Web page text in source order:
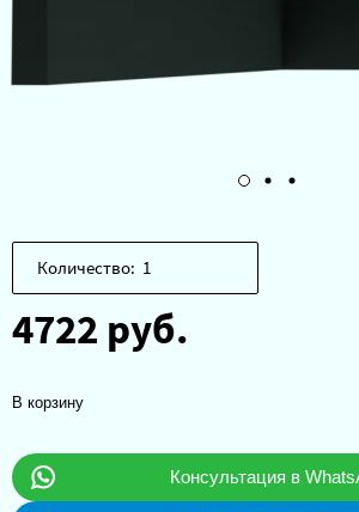
Количество:
4722 руб.
В корзину
Консультация в